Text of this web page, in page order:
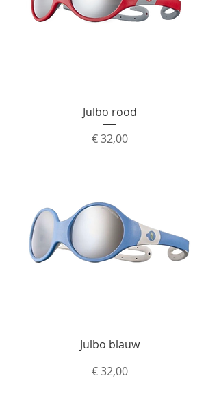
Julbo rood
Prijs
€ 32,00
Julbo blauw
Prijs
€ 32,00